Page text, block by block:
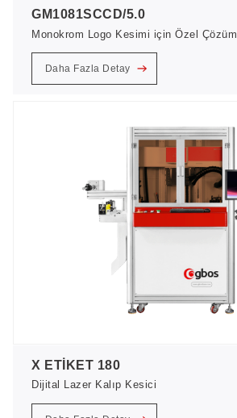
GM1081SCCD/5.0
Monokrom Logo Kesimi için Özel Çözüm
Daha Fazla Detay
X ETİKET 180
Dijital Lazer Kalıp Kesici